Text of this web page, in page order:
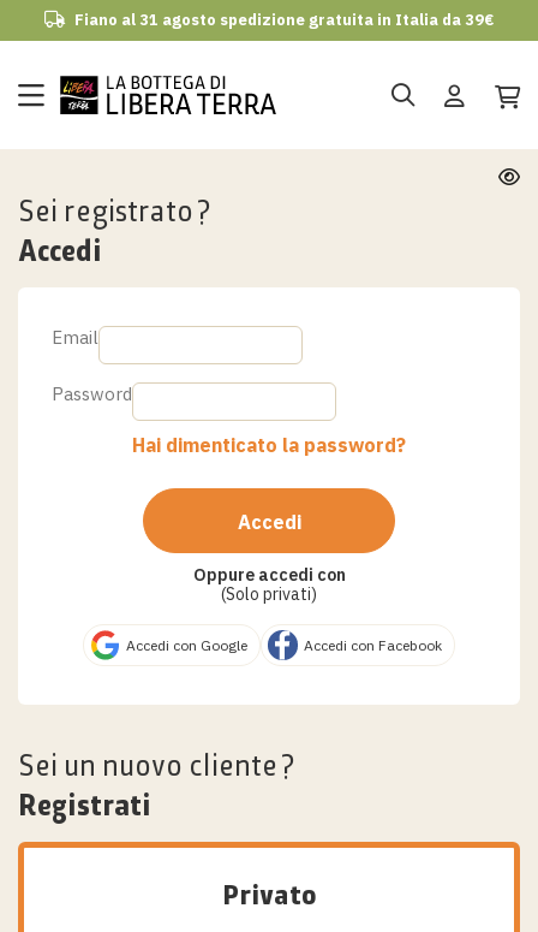
Fiano al 31 agosto spedizione gratuita in Italia da 39€
Sei registrato?
Accedi
Email
Password
Hai dimenticato la password?
Accedi
Oppure accedi con
(Solo privati)
Accedi con Google Accedi con Facebook
Sei un nuovo cliente?
Registrati
Privato